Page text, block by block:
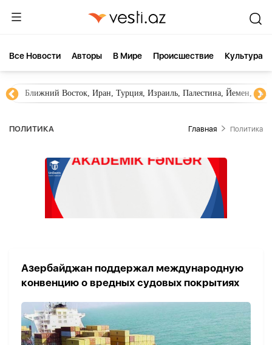
Все Новости Aвторы В Мире Происшествие Культура
Ближний Восток, Иран, Турция, Израиль, Палестина, Йемен,
ПОЛИТИКА Главная Политика
Азербайджан поддержал международную
конвенцию о вредных судовых покрытиях